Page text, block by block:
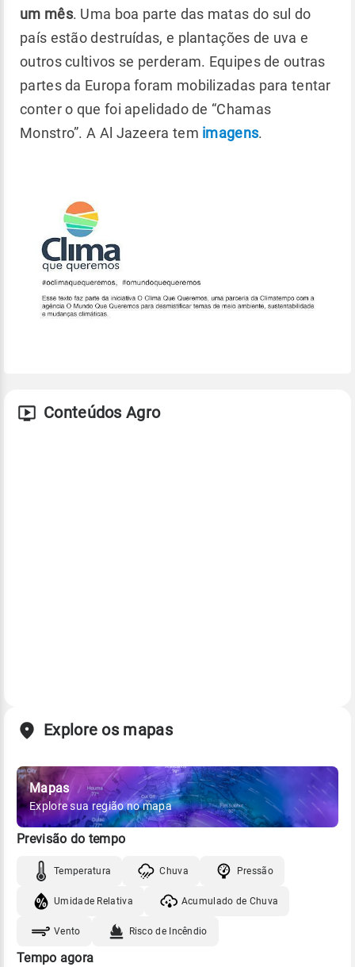
um mês. Uma boa parte das matas do sul do
país estão destruídas, e plantações de uva e
outros cultivos se perderam. Equipes de outras
partes da Europa foram mobilizadas para tentar
conter o que foi apelidado de “Chamas
Monstro”. A Al Jazeera tem imagens.
Conteúdos Agro
Explore os mapas
Mapas
Explore sua região no mapa
Previsão do tempo
Temperatura Chuva Pressão
Umidade Relativa Acumulado de Chuva
Vento Risco de Incêndio
Tempo agora